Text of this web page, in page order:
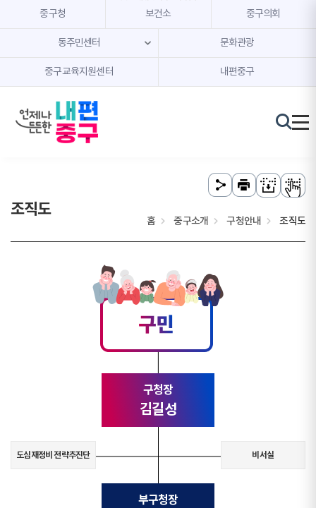
본문 내용 바로가기
주메뉴 바로가기
중구청 보건소 중구의회
동주민센터 문화관광
중구교육지원센터 내편중구
조직도
홈 중구소개 구청안내 조직도
구청장
김길성
도심재정비 전략추진단 비서실
부구청장